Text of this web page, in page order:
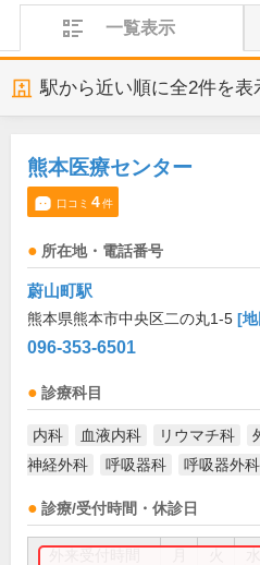
一覧表示
駅から近い順に全2件を表
熊本医療センター
口コミ 4件
所在地・電話番号
蔚山町駅
熊本県熊本市中央区二の丸1-5 [
096-353-6501
診療科目
内科 血液内科 リウマチ科
神経外科
呼吸器科 呼吸器外科
診療/受付時間・休診日